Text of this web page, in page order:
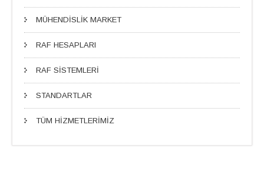
MÜHENDİSLİK MARKET
RAF HESAPLARI
RAF SİSTEMLERİ
STANDARTLAR
TÜM HİZMETLERİMİZ